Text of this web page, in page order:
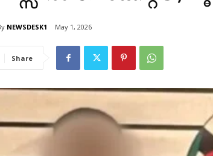
NEWSDESK1 May 1, 2026
Share